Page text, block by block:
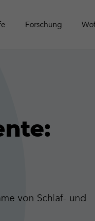
Forschung
von Schlaf- und